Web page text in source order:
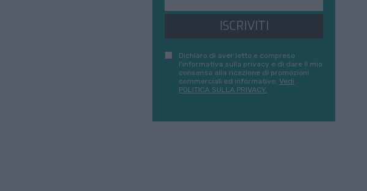
ISCRIVITI
Dichiaro di aver letto e compreso
l'informativa sulla privacy e di dare il mio
consenso alla ricezione di promozioni
commerciali ed informative. Vedi
POLITICA SULLA PRIVACY.